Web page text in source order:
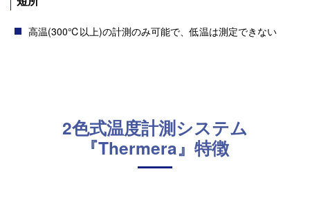
高温(300℃以上)の計測のみ可能で、低温は測定できない
2色式温度計測システム
『Thermera』特徴